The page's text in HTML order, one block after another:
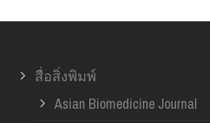
สื่อสิ่งพิมพ์
Asian Biomedicine Journal